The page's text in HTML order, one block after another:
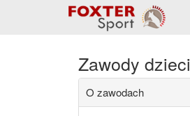
Zawody
O zawodach